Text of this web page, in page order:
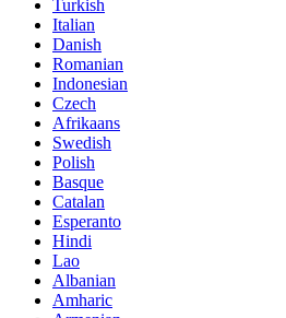
Turkish
Italian
Danish
Romanian
Indonesian
Czech
Afrikaans
Swedish
Polish
Basque
Catalan
Esperanto
Hindi
Lao
Albanian
Amharic